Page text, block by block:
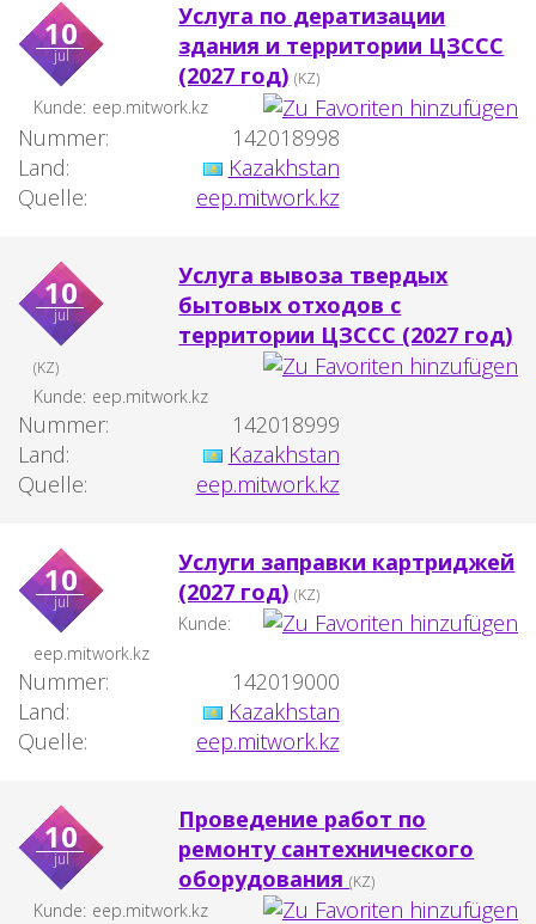
10
jul
Услуга по дератизации
здания и территории ЦЗССС
(2027 год) (KZ)
Kunde: eep.mitwork.kz
Nummer:
142018998
Land:
Kazakhstan
Quelle:
eep.mitwork.kz
10
jul
Услуга вывоза твердых
бытовых отходов с
территории ЦЗССС (2027 год)
(KZ)
Kunde: eep.mitwork.kz
Nummer:
142018999
Land:
Kazakhstan
Quelle:
eep.mitwork.kz
10
jul
Услуги заправки картриджей
(2027 год) (KZ)
Kunde:
eep.mitwork.kz
Nummer:
142019000
Land:
Kazakhstan
Quelle:
eep.mitwork.kz
10
jul
Проведение работ по
ремонту сантехнического
оборудования(KZ)
Kunde: eep.mitwork.kz